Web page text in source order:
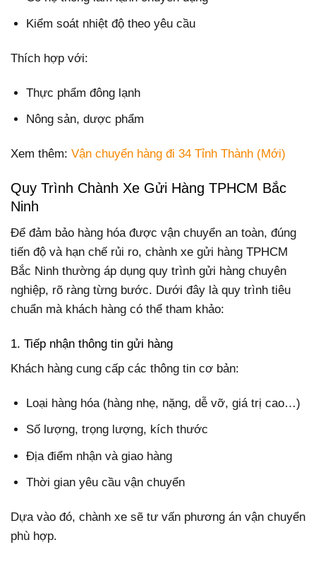
Kiểm soát nhiệt độ theo yêu cầu
Thích hợp với:
Thực phẩm đông lạnh
Nông sản, dược phẩm
Xem thêm: Vận chuyển hàng đi 34 Tỉnh Thành (Mới)
Quy Trình Chành Xe Gửi Hàng TPHCM Bắc
Ninh
Để đảm bảo hàng hóa được vận chuyển an toàn, đúng
tiến độ và hạn chế rủi ro, chành xe gửi hàng TPHCM
Bắc Ninh thường áp dụng quy trình gửi hàng chuyên
nghiệp, rõ ràng từng bước. Dưới đây là quy trình tiêu
chuẩn mà khách hàng có thể tham khảo:
1. Tiếp nhận thông tin gửi hàng
Khách hàng cung cấp các thông tin cơ bản:
Loại hàng hóa (hàng nhẹ, nặng, dễ vỡ, giá trị cao…)
Số lượng, trọng lượng, kích thước
Địa điểm nhận và giao hàng
Thời gian yêu cầu vận chuyển
Dựa vào đó, chành xe sẽ tư vấn phương án vận chuyển
phù hợp.